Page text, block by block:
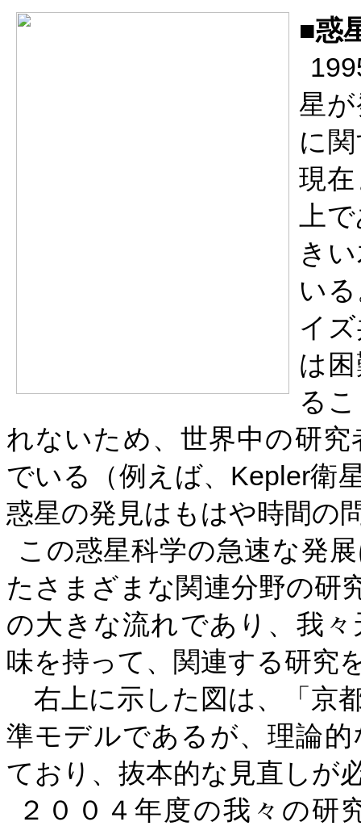
■惑
星
に
現
上
き
い
イ
は
る
れないため、世界中の研
でいる（例えば、 Kepler衛
惑星の発見はもはや時間の
この惑星科学の急速な発
たさまざまな関連分野の研
の大きな流れであり、我
味を持って、関連する研究
右上に示した図は、「京
準モデルであるが、理論
ており、抜本的な見直しが
２００４年度の我々の研